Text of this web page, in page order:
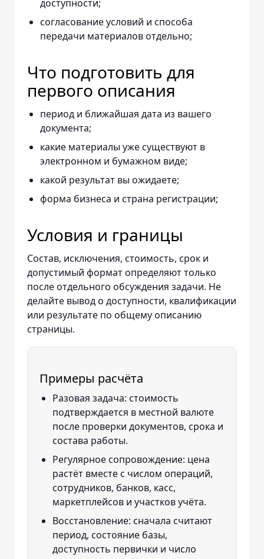
доступности;
согласование условий и способа
передачи материалов отдельно;
Что подготовить для
первого описания
период и ближайшая дата из вашего
документа;
какие материалы уже существуют в
электронном и бумажном виде;
какой результат вы ожидаете;
форма бизнеса и страна регистрации;
Условия и границы
Состав, исключения, стоимость, срок и
допустимый формат определяют только
после отдельного обсуждения задачи. Не
делайте вывод о доступности, квалификации
или результате по общему описанию
страницы.
Примеры расчёта
Разовая задача: стоимость
подтверждается в местной валюте
после проверки документов, срока и
состава работы.
Регулярное сопровождение: цена
растёт вместе с числом операций,
сотрудников, банков, касс,
маркетплейсов и участков учёта.
Восстановление: сначала считают
период, состояние базы,
доступность первички и число